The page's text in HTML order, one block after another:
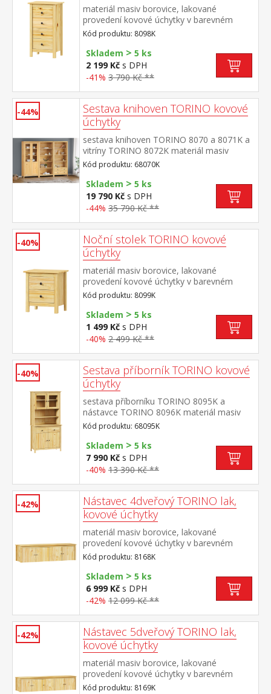
materiál masiv borovice, lakované
provedení kovové úchytky v barevném
provedení černěná mosaz 4 zásuvky s
kovovými pojezdy
Kód produktu: 8098K
Skladem > 5 ks
2 199 Kč s DPH
-41% 3 790 Kč **
-44%
Sestava knihoven TORINO kovové
úchytky
sestava knihoven TORINO 8070 a 8071K a
vitríny TORINO 8072K materiál masiv
borovice, lakované provedení kovové
úchytky v barevném provedení černěná
mosaz knihovna 8070: čtyři police knihovna
8071K: tři police, dvě zásuvky s kovovými
pojezdy vitrína 8072K: dvoje částečně
knihovny 8070 (š/h/v) 85 × 37 × 190
cm rozměr knihovny 8071K (š/h/v) 85 × 37
× 190 cm rozměr vitríny 8072K (š/h/v) 85 ×
37 × 190 cm
Kód produktu: 68070K
Skladem > 5 ks
19 790 Kč s DPH
-44% 35 790 Kč **
-40%
Noční stolek TORINO kovové
úchytky
materiál masiv borovice, lakované
provedení kovové úchytky v barevném
provedení černěná mosaz 2 zásuvky s
kovovými pojezdy
Kód produktu: 8099K
Skladem > 5 ks
1 499 Kč s DPH
-40% 2 499 Kč **
-40%
Sestava příborník TORINO kovové
úchytky
sestava příborníku TORINO 8095K a
nástavce TORINO 8096K materiál masiv
borovice, lakované provedení kovové
úchytky v barevném provedení černěná
mosaz příborník: 2 zásuvky s kovovými
pojezdy, 2 plné dveře, 1 police nástavec: 2
prosklené dveře, 1 police rozměr příborníku
(š/h/v) 90 × 33 × 100 cm
Kód produktu: 68095K
Skladem > 5 ks
7 990 Kč s DPH
-40% 13 390 Kč **
-42%
Nástavec 4dveřový TORINO lak,
kovové úchytky
materiál masiv borovice, lakované
provedení kovové úchytky v barevném
provedení černěná mosaz nástavec pro
skříň 8068K
Kód produktu: 8168K
Skladem > 5 ks
6 999 Kč s DPH
-42% 12 099 Kč **
-42%
Nástavec 5dveřový TORINO lak,
kovové úchytky
materiál masiv borovice, lakované
provedení kovové úchytky v barevném
provedení černěná mosaz nástavec pro
Kód produktu: 8169K